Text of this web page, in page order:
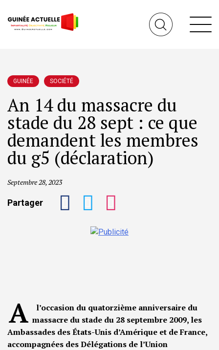
GUINÉE SOCIÉTÉ
An 14 du massacre du
stade du 28 sept : ce que
demandent les membres
du g5 (déclaration)
Septembre 28, 2023
Partager
A
l’occasion du quatorzième anniversaire du
massacre du stade du 28 septembre 2009, les
Ambassades des États-Unis d’Amérique et de France,
accompagnées des Délégations de l’Union